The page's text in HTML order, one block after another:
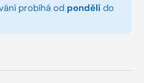
probíhá od pondělí do